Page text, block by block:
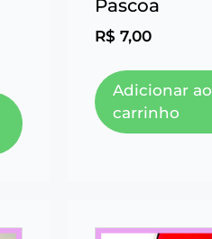
Pascoa
R$ 7,00
Adicionar ao
carrinho